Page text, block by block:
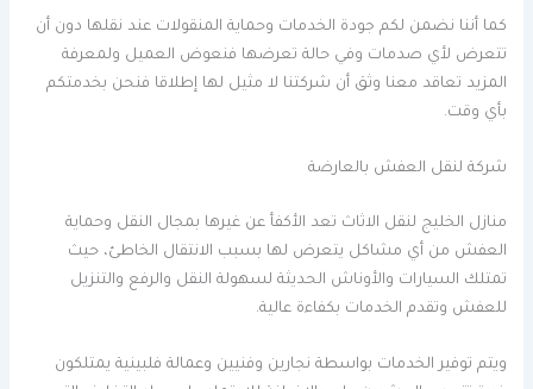
كما أننا نضمن لكم جودة الخدمات وحماية المنقولات عند نقلها دون أن
تتعرض لأي صدمات وفي حالة تعرضها فنعوض العميل ولمعرفة
المزيد تعاقد معنا وثق أن شركتنا لا مثيل لها إطلاقا فنحن بخدمتكم
بأي وقت.
شركة لنقل العفش بالعارضة
منازل الخليج لنقل الاثاث تعد الأكفأ عن غيرها بمجال النقل وحماية
العفش من أي مشاكل يتعرض لها بسبب الانتقال الخاطئ، حيث
تمتلك السيارات والأوناش الحديثة لسهولة النقل والرفع والتنزيل
للعفش وتقدم الخدمات بكفاءة عالية.
ويتم توفير الخدمات بواسطة نجارين وفنيين وعمالة فلبينية يمتلكون